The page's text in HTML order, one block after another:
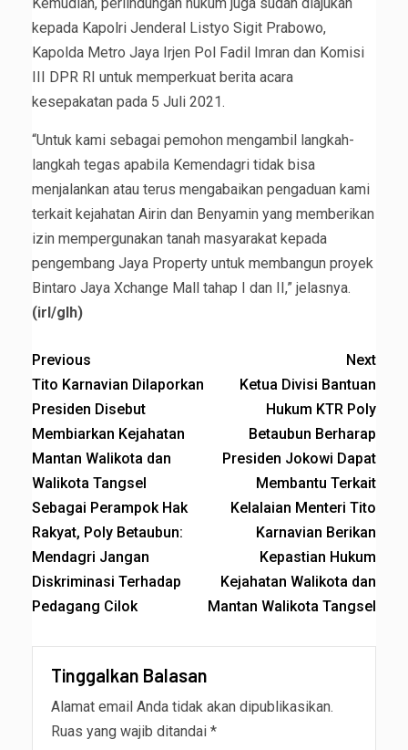
kepada Kapolri Jenderal Listyo Sigit Prabowo,
Kapolda Metro Jaya Irjen Pol Fadil Imran dan Komisi
III DPR RI untuk memperkuat berita acara
kesepakatan pada 5 Juli 2021.
“Untuk kami sebagai pemohon mengambil langkah-
langkah tegas apabila Kemendagri tidak bisa
menjalankan atau terus mengabaikan pengaduan kami
terkait kejahatan Airin dan Benyamin yang memberikan
izin mempergunakan tanah masyarakat kepada
pengembang Jaya Property untuk membangun proyek
Bintaro Jaya Xchange Mall tahap I dan II,” jelasnya.
(irl/glh)
Previous
Tito Karnavian Dilaporkan
Presiden Disebut
Membiarkan Kejahatan
Mantan Walikota dan
Walikota Tangsel
Sebagai Perampok Hak
Rakyat, Poly Betaubun:
Mendagri Jangan
Diskriminasi Terhadap
Pedagang Cilok
Next
Ketua Divisi Bantuan
Hukum KTR Poly
Betaubun Berharap
Presiden Jokowi Dapat
Membantu Terkait
Kelalaian Menteri Tito
Karnavian Berikan
Kepastian Hukum
Kejahatan Walikota dan
Mantan Walikota Tangsel
Tinggalkan Balasan
Alamat email Anda tidak akan dipublikasikan.
Ruas yang wajib ditandai *